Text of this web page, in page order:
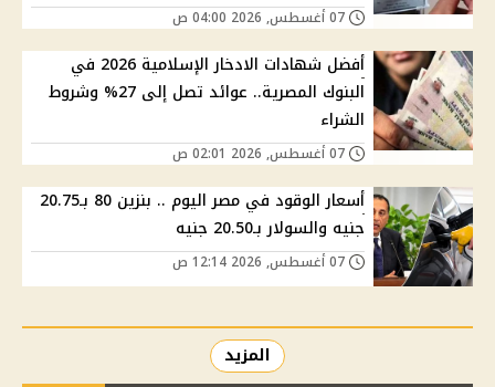
أفضل شهادات الادخار الإسلامية 2026 في
البنوك المصرية.. عوائد تصل إلى 27% وشروط
الشراء
أسعار الوقود في مصر اليوم .. بنزين 80 بـ20.75
جنيه والسولار بـ20.50 جنيه
المزيد